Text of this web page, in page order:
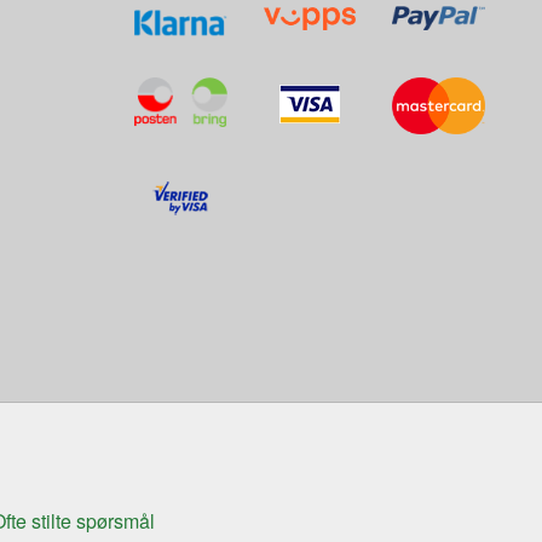
stilte spørsmål